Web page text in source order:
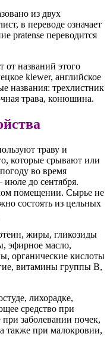
из двух
в переводе означает
pratense переводится
от названий этого
klewer, английское
названия: трехлистник
трава, конюшина.
траву и
которые срывают или
во время
до сентября.
помещении. Сырье не
состоять из цельных
жиры, гликозиды
эфирное масло,
органические кислоты
витамины группы В,
лихорадке,
средство при
заболевании почек,
также при малокровии,